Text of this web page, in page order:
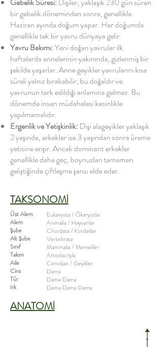
bir gebelik döneminden sonra, genellikle
Haziran ayında doğum yapar. Her doğumda
genellikle tek bir yavru dünyaya gelir.
Yavru Bakımı:Yeni doğan yavrular ilk
haftalarda annelerinin yakınında, gizlenmiş bir
şekilde yaşarlar. Anne geyikler yavrularını kısa
süreli yalnız bırakabilir; bu doğaldır ve
yavrunun terk edildiği anlamına gelmez. Bu
dönemde insan müdahalesi kesinlikle
yapılmamalıdır.
Ergenlik ve Yetişkinlik:Dişi alageyikler yaklaşık
2 yaşında, erkekler ise 3 yaşından sonra üreme
yetisine erişir. Ancak dominant erkekler
genellikle daha geç, boynuzları tamamen
geliştiğinde çiftleşme şansı elde eder.
TAKSONOMİ
Eukaryota / Ökaryotlar
Animalia / Hayvanlar
Chordata / Kordalılar
Vertebrata
Mammalia / Memeliler
Artiodactyla
Cervidae / Geyikler
Dama
​Dama Dama
Dama Dama Dama
ANATOMİ
Üst Alem
Alem
Şube
Alt Şube
Sınıf
Takım
Aile
Cins
Tür
Irk